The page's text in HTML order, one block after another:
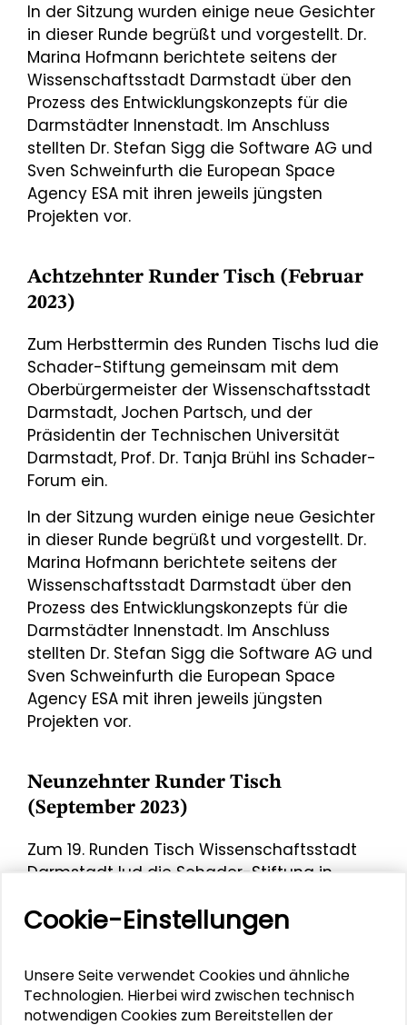
In der Sitzung wurden einige neue Gesichter
in dieser Runde begrüßt und vorgestellt. Dr.
Marina Hofmann berichtete seitens der
Wissenschaftsstadt Darmstadt über den
Prozess des Entwicklungskonzepts für die
Darmstädter Innenstadt. Im Anschluss
stellten Dr. Stefan Sigg die Software AG und
Sven Schweinfurth die European Space
Agency ESA mit ihren jeweils jüngsten
Projekten vor.
Achtzehnter Runder Tisch (Februar
2023)
Zum Herbsttermin des Runden Tischs lud die
Schader-Stiftung gemeinsam mit dem
Oberbürgermeister der Wissenschaftsstadt
Darmstadt, Jochen Partsch, und der
Präsidentin der Technischen Universität
Darmstadt, Prof. Dr. Tanja Brühl ins Schader-
Forum ein.
In der Sitzung wurden einige neue Gesichter
in dieser Runde begrüßt und vorgestellt. Dr.
Marina Hofmann berichtete seitens der
Wissenschaftsstadt Darmstadt über den
Prozess des Entwicklungskonzepts für die
Darmstädter Innenstadt. Im Anschluss
stellten Dr. Stefan Sigg die Software AG und
Sven Schweinfurth die European Space
Agency ESA mit ihren jeweils jüngsten
Projekten vor.
Neunzehnter Runder Tisch
(September 2023)
Zum 19. Runden Tisch Wissenschaftsstadt
Darmstadt lud die Schader-Stiftung in
Wissenschaftsstadt Darmstadt,Hanno Benz
und der Präsidentin der Technischen
am 25. September ins Wissenschaftsschloß,
das historische Residenzschloss Darmstadt,
Cookie-Einstellungen
Unsere Seite verwendet Cookies und ähnliche
Technologien. Hierbei wird zwischen technisch
notwendigen Cookies zum Bereitstellen der